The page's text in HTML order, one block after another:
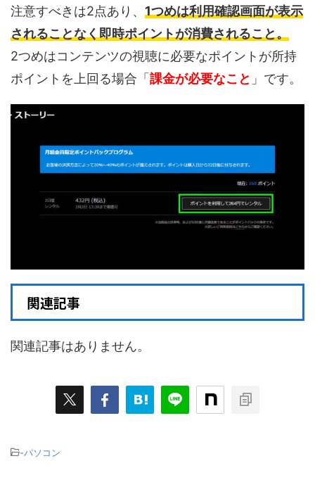
注意すべきは2点あり、 1つめは利用確認画面が表示
されることなく即時ポイントが消費されること。
2つめはコンテンツの視聴に必要なポイントが所持
ポイントを上回る場合「 課金が必要なこと 」です。
関連記事
関連記事はありません。
-パソコン